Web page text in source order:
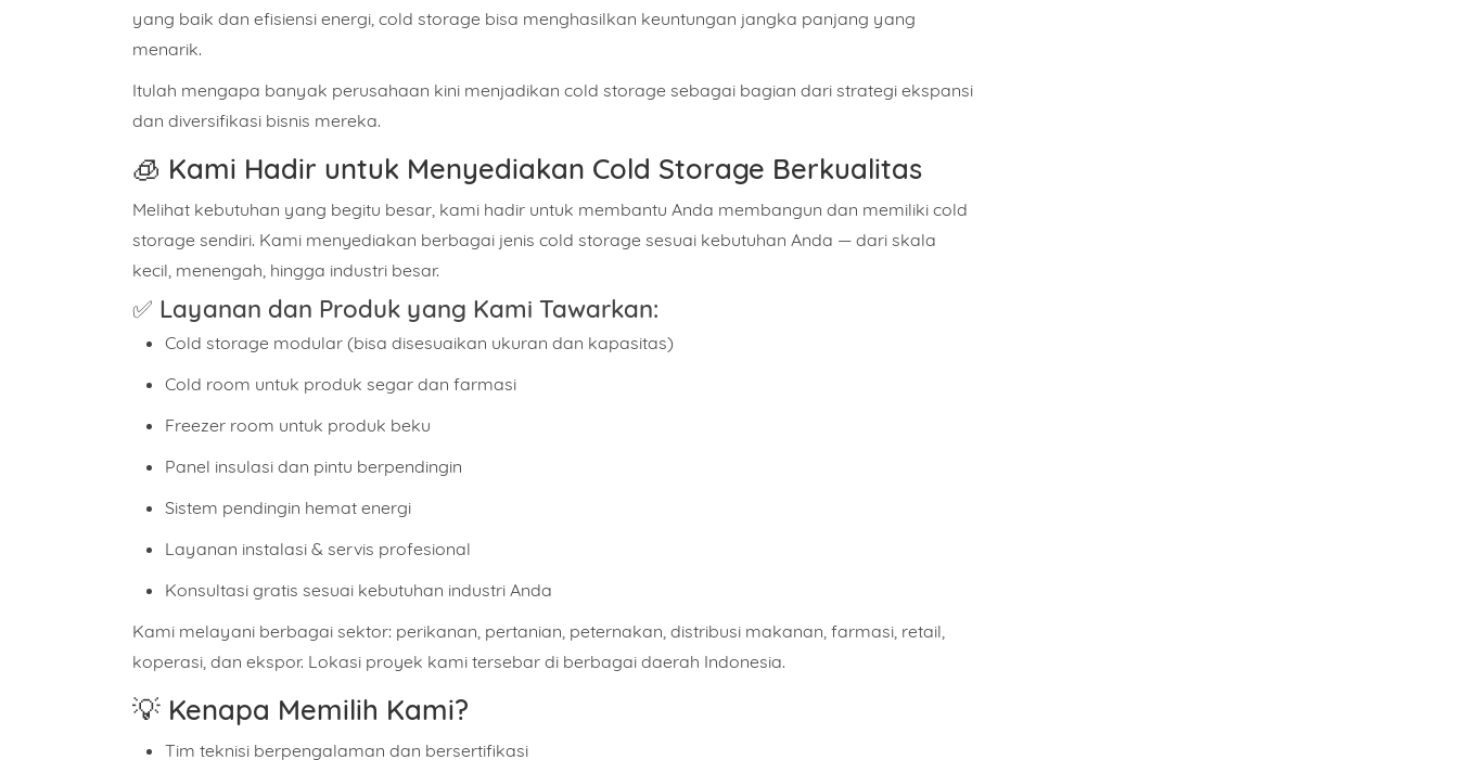
yang baik dan efisiensi energi, cold storage bisa menghasilkan keuntungan jangka panjang yang
menarik.
Itulah mengapa banyak perusahaan kini menjadikan cold storage sebagai bagian dari strategi ekspansi
dan diversifikasi bisnis mereka.
🧊 Kami Hadir untuk Menyediakan Cold Storage Berkualitas
Melihat kebutuhan yang begitu besar, kami hadir untuk membantu Anda membangun dan memiliki cold
storage sendiri. Kami menyediakan berbagai jenis cold storage sesuai kebutuhan Anda — dari skala
kecil, menengah, hingga industri besar.
✅ Layanan dan Produk yang Kami Tawarkan:
Cold storage modular (bisa disesuaikan ukuran dan kapasitas)
Cold room untuk produk segar dan farmasi
Freezer room untuk produk beku
Panel insulasi dan pintu berpendingin
Sistem pendingin hemat energi
Layanan instalasi & servis profesional
Konsultasi gratis sesuai kebutuhan industri Anda
Kami melayani berbagai sektor: perikanan, pertanian, peternakan, distribusi makanan, farmasi, retail,
koperasi, dan ekspor. Lokasi proyek kami tersebar di berbagai daerah Indonesia.
💡 Kenapa Memilih Kami?
Tim teknisi berpengalaman dan bersertifikasi